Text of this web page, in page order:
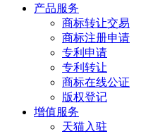
产品服务
商标转让交易
商标注册申请
专利申请
专利转让
商标在线公证
版权登记
增值服务
天猫入驻